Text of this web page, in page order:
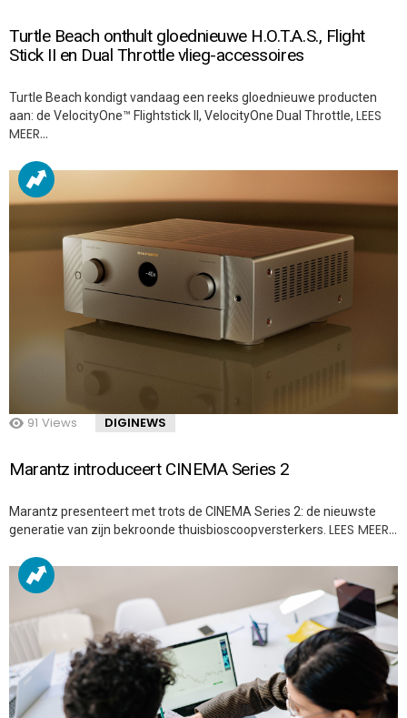
Turtle Beach onthult gloednieuwe H.O.T.A.S., Flight
Stick II en Dual Throttle vlieg-accessoires
Turtle Beach kondigt vandaag een reeks gloednieuwe producten
aan: de VelocityOne™ Flightstick II, VelocityOne Dual Throttle, LEES
MEER…
91 Views DIGINEWS
Marantz introduceert CINEMA Series 2
Marantz presenteert met trots de CINEMA Series 2: de nieuwste
generatie van zijn bekroonde thuisbioscoopversterkers. LEES MEER…